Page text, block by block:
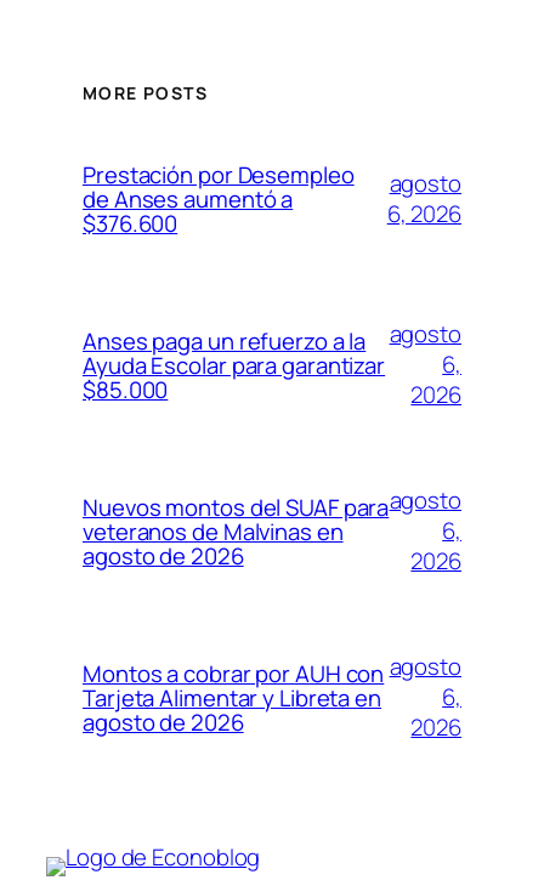
MORE POSTS
Prestación por Desempleo
de Anses aumentó a
$376.600
agosto
6, 2026
Anses paga un refuerzo a la
Ayuda Escolar para garantizar
$85.000
agosto
6,
2026
Nuevos montos del SUAF para
veteranos de Malvinas en
agosto de 2026
agosto
6,
2026
Montos a cobrar por AUH con
Tarjeta Alimentar y Libreta en
agosto de 2026
agosto
6,
2026